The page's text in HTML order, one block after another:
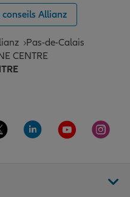
Allianz
Pas-de-Calais
CENTRE
page Facebook de Allianz
sur la page Twitter de
Aller sur la page
Aller sur la
Aller